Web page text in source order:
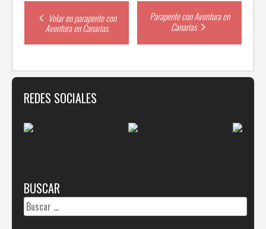
Post
navigation
Volar en parapente con
Aventura en Canarias
Parapente con Aventura en
Canarias
REDES SOCIALES
BUSCAR
Buscar: